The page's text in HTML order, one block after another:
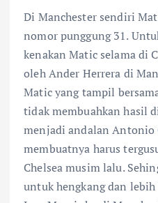
Di Manchester sendiri
nomor punggung 31.
kenakan Matic selama di
oleh Ander Herrera di
Matic yang tampil
tidak membuahkan hasil
menjadi andalan
membuatnya harus
Chelsea musim lalu.
untuk hengkang dan